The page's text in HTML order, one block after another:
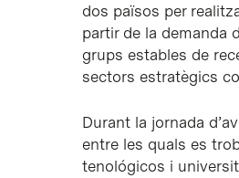
dos països per
partir de la demanda
grups estables de
sectors estratègics
Durant la jornada
entre les quals es
tenológicos i